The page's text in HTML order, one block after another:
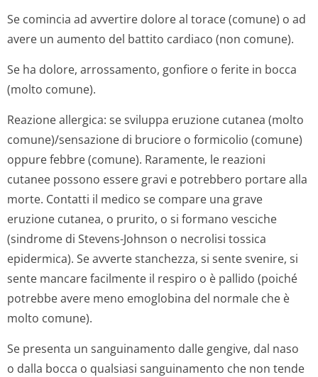
Se comincia ad avvertire dolore al torace (comune) o ad
avere un aumento del battito cardiaco (non comune).
Se ha dolore, arrossamento, gonfiore o ferite in bocca
(molto comune).
Reazione allergica: se sviluppa eruzione cutanea (molto
comune)/sensazione di bruciore o formicolio (comune)
oppure febbre (comune). Raramente, le reazioni
cutanee possono essere gravi e potrebbero portare alla
morte. Contatti il medico se compare una grave
eruzione cutanea, o prurito, o si formano vesciche
(sindrome di Stevens-Johnson o necrolisi tossica
epidermica). Se avverte stanchezza, si sente svenire, si
sente mancare facilmente il respiro o è pallido (poiché
potrebbe avere meno emoglobina del normale che è
molto comune).
Se presenta un sanguinamento dalle gengive, dal naso
o dalla bocca o qualsiasi sanguinamento che non tende